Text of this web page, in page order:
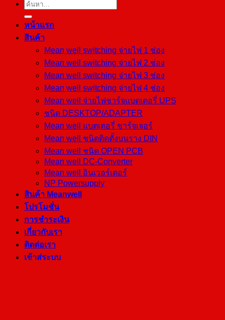
ค้นหา:
หน้าแรก
สินค้า
Mean well switching จ่ายไฟ 1 ช่อง
Mean well switching จ่ายไฟ 2 ช่อง
Mean well switching จ่ายไฟ 3 ช่อง
Mean well switching จ่ายไฟ 4 ช่อง
Mean well จ่ายไฟชาร์จแบตเตอรี่ UPS
ชนิด DESKTOP/ADAPTER
Mean well แบตเตอรี่ ชาร์จเจอร์
Mean well ชนิดติดตั้งบนราง DIN
Mean well ชนิด OPEN PCB
Mean well DC-Converter
Mean well อินเวอร์เตอร์
NP Powersupply
สินค้า Meanwell
โปรโมชั่น
การชำระเงิน
เกี่ยวกับเรา
ติดต่อเรา
เข้าสู่ระบบ